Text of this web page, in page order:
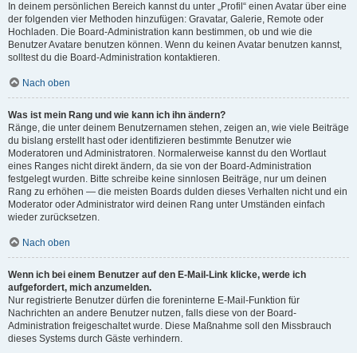
In deinem persönlichen Bereich kannst du unter „Profil“ einen Avatar über eine
der folgenden vier Methoden hinzufügen: Gravatar, Galerie, Remote oder
Hochladen. Die Board-Administration kann bestimmen, ob und wie die
Benutzer Avatare benutzen können. Wenn du keinen Avatar benutzen kannst,
solltest du die Board-Administration kontaktieren.
Nach oben
Was ist mein Rang und wie kann ich ihn ändern?
Ränge, die unter deinem Benutzernamen stehen, zeigen an, wie viele Beiträge
du bislang erstellt hast oder identifizieren bestimmte Benutzer wie
Moderatoren und Administratoren. Normalerweise kannst du den Wortlaut
eines Ranges nicht direkt ändern, da sie von der Board-Administration
festgelegt wurden. Bitte schreibe keine sinnlosen Beiträge, nur um deinen
Rang zu erhöhen — die meisten Boards dulden dieses Verhalten nicht und ein
Moderator oder Administrator wird deinen Rang unter Umständen einfach
wieder zurücksetzen.
Nach oben
Wenn ich bei einem Benutzer auf den E-Mail-Link klicke, werde ich
aufgefordert, mich anzumelden.
Nur registrierte Benutzer dürfen die foreninterne E-Mail-Funktion für
Nachrichten an andere Benutzer nutzen, falls diese von der Board-
Administration freigeschaltet wurde. Diese Maßnahme soll den Missbrauch
dieses Systems durch Gäste verhindern.